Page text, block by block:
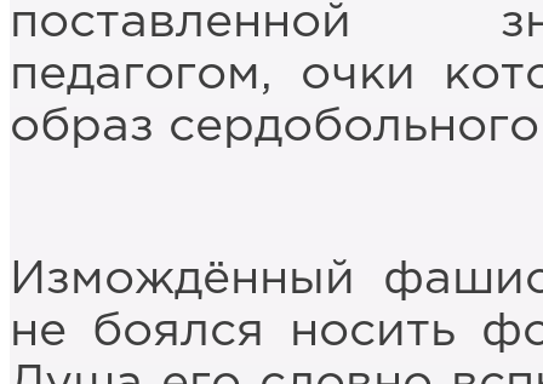
поставленной
педагогом, очки
образ
Измождённый
не боялся носить